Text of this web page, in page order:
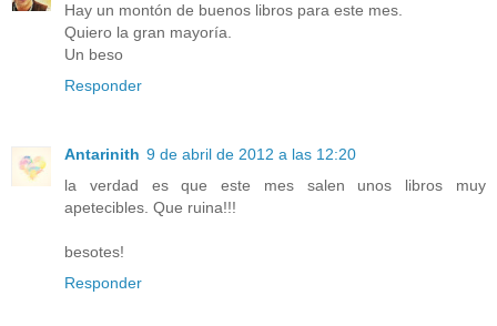
Hay un montón de buenos libros para este mes.
Quiero la gran mayoría.
Un beso
Responder
Antarinith 9 de abril de 2012 a las 12:20
la verdad es que este mes salen unos libros muy
apetecibles. Que ruina!!!
besotes!
Responder